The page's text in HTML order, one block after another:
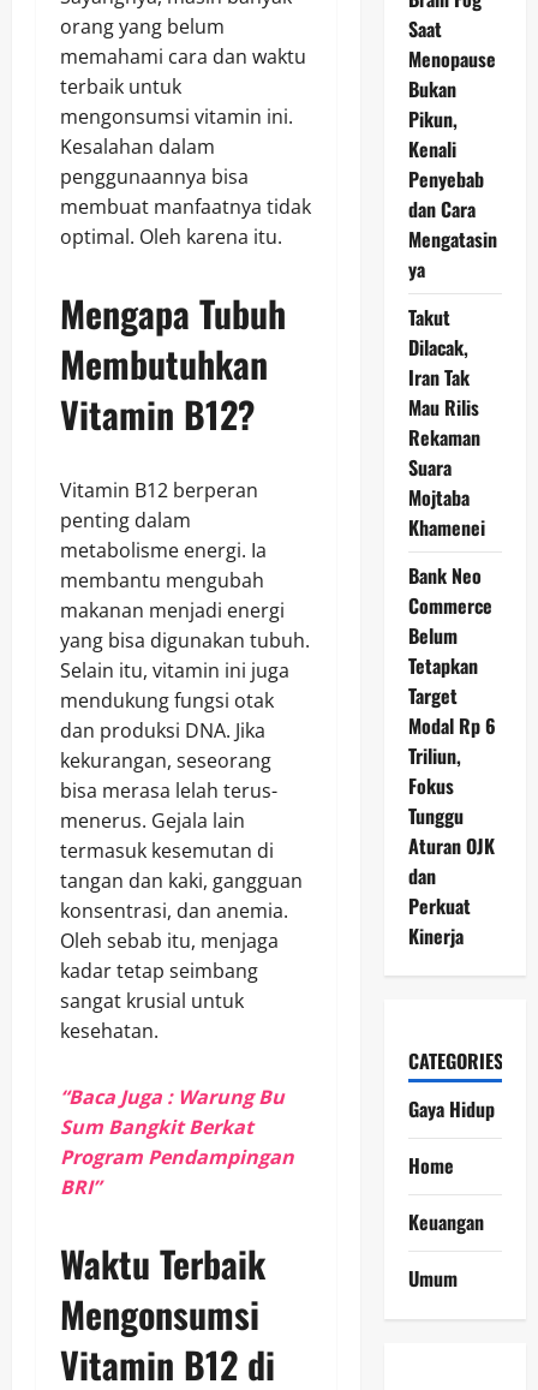
orang yang belum
memahami cara dan waktu
terbaik untuk
mengonsumsi vitamin ini.
Kesalahan dalam
penggunaannya bisa
membuat manfaatnya tidak
optimal. Oleh karena itu.
Mengapa Tubuh
Membutuhkan
Vitamin B12?
Vitamin B12 berperan
penting dalam
metabolisme energi. Ia
membantu mengubah
makanan menjadi energi
yang bisa digunakan tubuh.
Selain itu, vitamin ini juga
mendukung fungsi otak
dan produksi DNA. Jika
kekurangan, seseorang
bisa merasa lelah terus-
menerus. Gejala lain
termasuk kesemutan di
tangan dan kaki, gangguan
konsentrasi, dan anemia.
Oleh sebab itu, menjaga
kadar tetap seimbang
sangat krusial untuk
kesehatan.
“Baca Juga : Warung Bu
Sum Bangkit Berkat
Program Pendampingan
BRI”
Waktu Terbaik
Mengonsumsi
Vitamin B12 di
Saat
Menopause
Bukan
Pikun,
Kenali
Penyebab
dan Cara
Mengatasin
ya
Takut
Dilacak,
Iran Tak
Mau Rilis
Rekaman
Suara
Mojtaba
Khamenei
Bank Neo
Commerce
Belum
Tetapkan
Target
Modal Rp 6
Triliun,
Fokus
Tunggu
Aturan OJK
dan
Perkuat
Kinerja
CATEGORIES
Gaya Hidup
Home
Keuangan
Umum